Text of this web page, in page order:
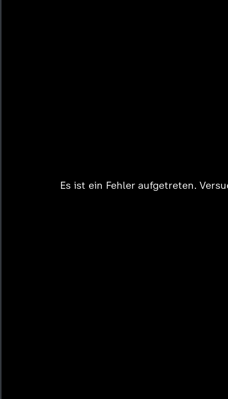
Es ist ein Fehler aufgetreten.